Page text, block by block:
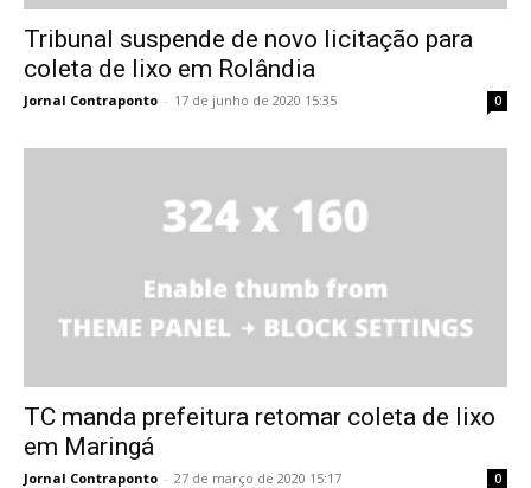
Tribunal suspende de novo licitação para
coleta de lixo em Rolândia
Jornal Contraponto - 17 de junho de 2020 15:35 0
TC manda prefeitura retomar coleta de lixo
em Maringá
Jornal Contraponto - 27 de março de 2020 15:17 0